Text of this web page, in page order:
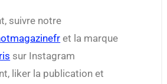
suivre notre
et la marque
sur Instagram
liker la publication et